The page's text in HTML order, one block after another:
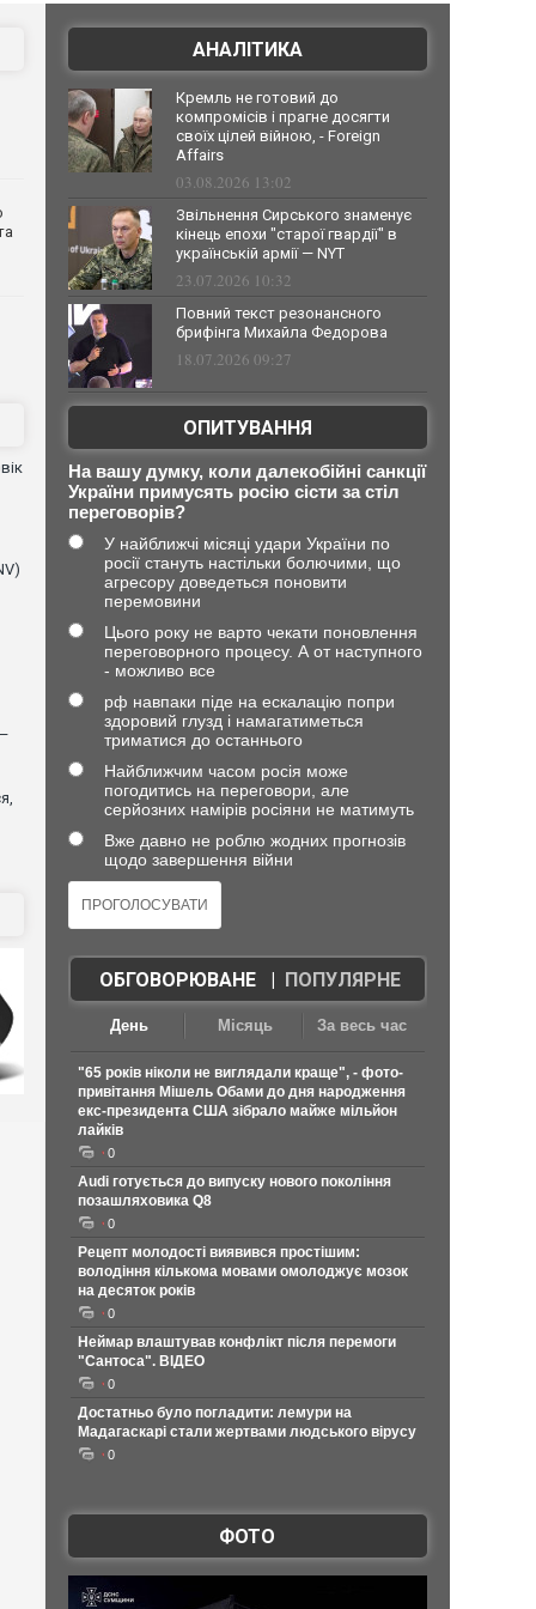
АНАЛІТИКА
Кремль не готовий до
компромісів і прагне досягти
своїх цілей війною, - Foreign
Affairs
03.08.2026 13:02
Звільнення Сирського знаменує
кінець епохи "старої гвардії" в
українській армії — NYT
23.07.2026 10:32
Повний текст резонансного
брифінга Михайла Федорова
18.07.2026 09:27
ОПИТУВАННЯ
На вашу думку, коли далекобійні санкції
України примусять росію сісти за стіл
переговорів?
У найближчі місяці удари України по
росії стануть настільки болючими, що
агресору доведеться поновити
перемовини
Цього року не варто чекати поновлення
переговорного процесу. А от наступного
- можливо все
рф навпаки піде на ескалацію попри
здоровий глузд і намагатиметься
триматися до останнього
Найближчим часом росія може
погодитись на переговори, але
серйозних намірів росіяни не матимуть
Вже давно не роблю жодних прогнозів
щодо завершення війни
ОБГОВОРЮВАНЕ| ПОПУЛЯРНЕ
День Місяць За весь час
"65 років ніколи не виглядали краще", - фото-
привітання Мішель Обами до дня народження
екс-президента США зібрало майже мільйон
лайків
0
Audi готується до випуску нового покоління
позашляховика Q8
0
Рецепт молодості виявився простішим:
володіння кількома мовами омолоджує мозок
на десяток років
0
Неймар влаштував конфлікт після перемоги
"Сантоса". ВІДЕО
0
Достатньо було погладити: лемури на
Мадагаскарі стали жертвами людського вірусу
0
ФОТО